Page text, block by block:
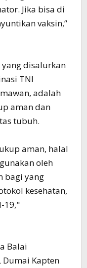
Jika bisa di
vaksin,”
yang disalurkan
TNI
adalah
aman dan
tubuh.
aman, halal
oleh
bagi yang
kesehatan,
19,"
Balai
Dumai Kapten